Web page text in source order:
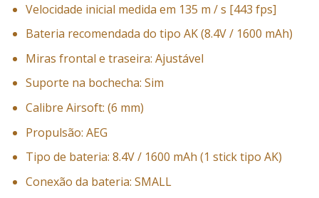
Velocidade inicial medida em 135 m / s [443 fps]
Bateria recomendada do tipo AK (8.4V / 1600 mAh)
Miras frontal e traseira: Ajustável
Suporte na bochecha: Sim
Calibre Airsoft: (6 mm)
Propulsão: AEG
Tipo de bateria: 8.4V / 1600 mAh (1 stick tipo AK)
Conexão da bateria: SMALL